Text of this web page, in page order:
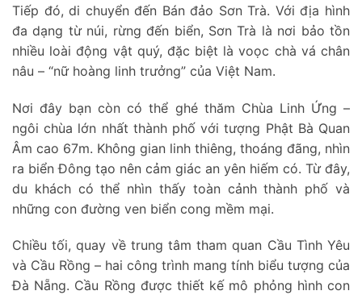
Tiếp đó, di chuyển đến Bán đảo Sơn Trà. Với địa hình
đa dạng từ núi, rừng đến biển, Sơn Trà là nơi bảo tồn
nhiều loài động vật quý, đặc biệt là voọc chà vá chân
nâu – “nữ hoàng linh trưởng” của Việt Nam.
Nơi đây bạn còn có thể ghé thăm Chùa Linh Ứng –
ngôi chùa lớn nhất thành phố với tượng Phật Bà Quan
Âm cao 67m. Không gian linh thiêng, thoáng đãng, nhìn
ra biển Đông tạo nên cảm giác an yên hiếm có. Từ đây,
du khách có thể nhìn thấy toàn cảnh thành phố và
những con đường ven biển cong mềm mại.
Chiều tối, quay về trung tâm tham quan Cầu Tình Yêu
và Cầu Rồng – hai công trình mang tính biểu tượng của
Đà Nẵng. Cầu Rồng được thiết kế mô phỏng hình con